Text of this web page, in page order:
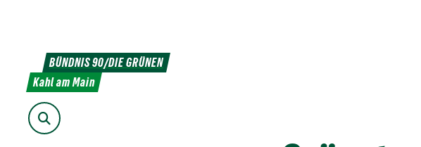
BÜNDNIS 90/DIE GRÜNEN
Kahl am Main
Suche